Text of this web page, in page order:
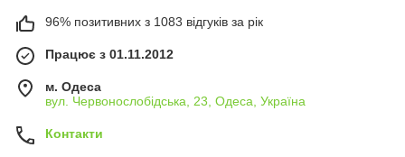
96% позитивних з 1083 відгуків за рік
Працює з 01.11.2012
м. Одеса
вул. Червонослобідська, 23, Одеса, Україна
Контакти